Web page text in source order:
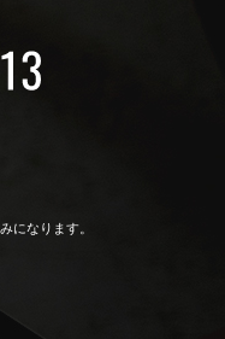
になります。